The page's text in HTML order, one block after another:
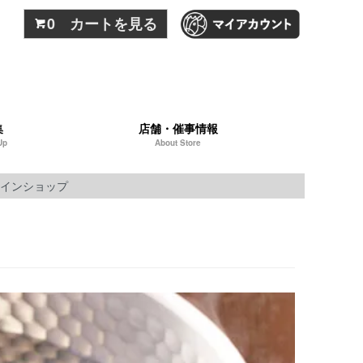
0 カートを見る
店舗・催事情報
About Store
ンショップ